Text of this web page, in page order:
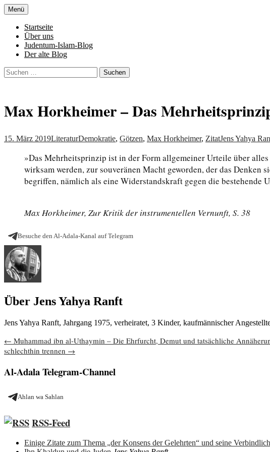
Zum
Inhalt
springen
Al-Adala.de
Menü
Startseite
Über uns
Judentum-Islam-Blog
Der alte Blog
Suchen
nach:
Max Horkheimer – Das
15. März 2019LiteraturDemokratie, Götzen, Max Horkheimer, ZitatJens Yahya
»Das Mehrheitsprinzip ist in der Form allgemeiner Urteile über
wirksam werden, zur souveränen Macht geworden, der das
begriffen, nämlich als eine Widerstandskraft gegen die bestehende
Max Horkheimer, Zur Kritik der instrumentellen Vernunft, S. 38
Besuche den Al-Adala-Kanal auf Telegram
Über Jens Yahya Ranft
Jens Yahya Ranft, Jahrgang 1975, verheiratet, 3 Kinder, kaufmännischer
Beitragsnavigation
← Muhammad ibn al-Uthaymin – Die Ehrfurcht, Demut und tatsächliche
schlechthin trennen →
Al-Adala Telegram-Channel
Ahlan wa Sahlan
RSS-Feed
Einige Zitate zum Thema „der Konsens der Gelehrten“ und seine